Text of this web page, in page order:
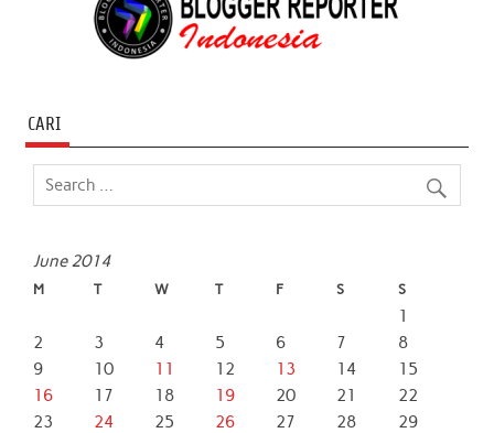
CARI
June 2014
M T W T F S S
1
2
3 4 5 6 7
8
9
10 11 12 13 14
15
16
17 18 19 20 21
22
23
24 25 26 27 28
29